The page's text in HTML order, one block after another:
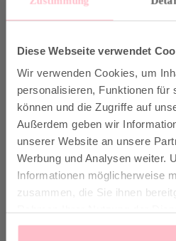
Diese Webseite verwendet
Wir verwenden Cookies, um
personalisieren, Funktionen für
können und die Zugriffe auf
Außerdem geben wir
unserer Website an unsere
Werbung und Analysen weiter.
Informationen möglicherweise
zusammen, die Sie ihnen
Naturally sustainable.
sustainable production.
VERSAND & INFO
✓ Klimaneutraler Versand mit DHL /
und Retoure